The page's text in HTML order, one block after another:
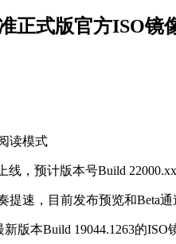
正式版官方ISO镜
读模式
线，预计版本号Build
提速，目前发布预览和Beta
版本Build 19044.1263的